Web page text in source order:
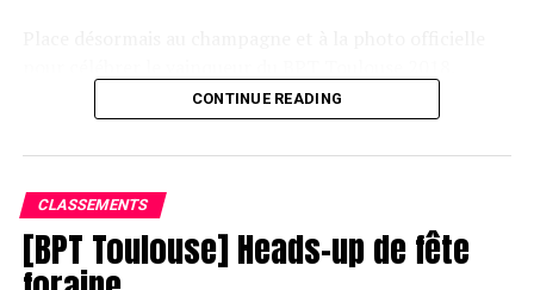
CONTINUE READING
CLASSEMENTS
[BPT Toulouse] Heads-up de fête